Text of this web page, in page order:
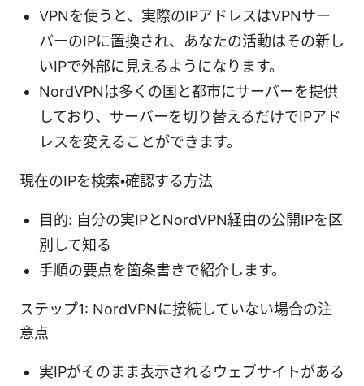
VPNを使うと、実際のIPアドレスはVPNサー
バーのIPに置換され、あなたの活動はその新し
いIPで外部に見えるようになります。
NordVPNは多くの国と都市にサーバーを提供
しており、サーバーを切り替えるだけでIPアド
レスを変えることができます。
現在のIPを検索・確認する方法
目的: 自分の実IPとNordVPN経由の公開IPを区
別して知る
手順の要点を箇条書きで紹介します。
ステップ1: NordVPNに接続していない場合の注
意点
実IPがそのまま表示されるウェブサイトがある